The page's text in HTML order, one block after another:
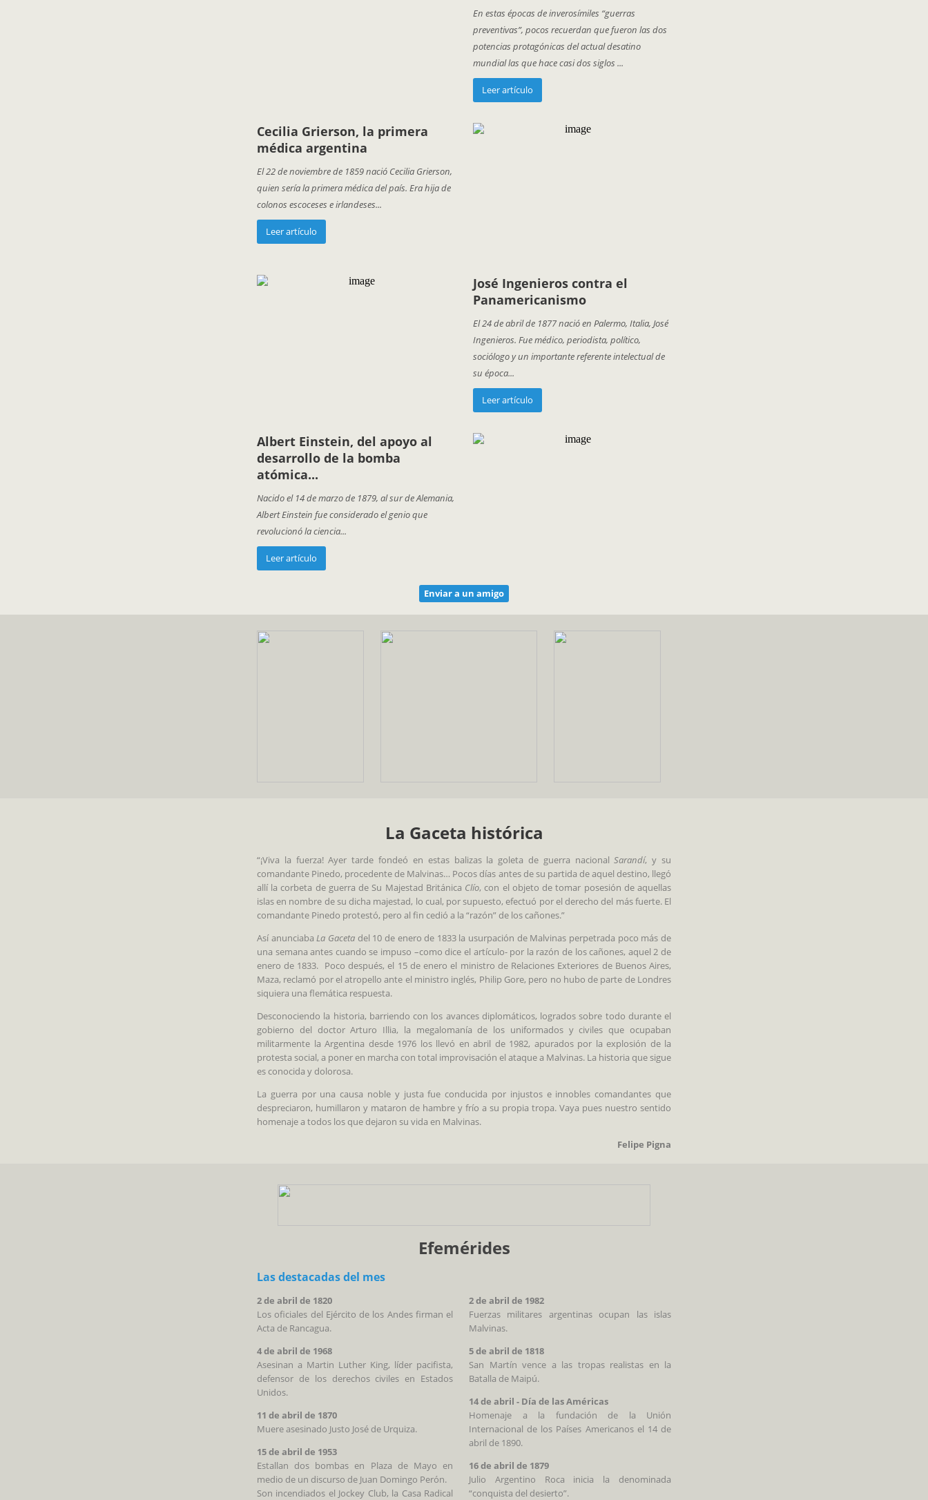
En estas épocas de inverosímiles “guerras
preventivas”, pocos recuerdan que fueron las dos
potencias protagónicas del actual desatino
mundial las que hace casi dos siglos ...
Leer artículo
Cecilia Grierson, la primera
médica argentina
El 22 de noviembre de 1859 nació Cecilia Grierson,
quien sería la primera médica del país. Era hija de
colonos escoceses e irlandeses...
Leer artículo
José Ingenieros contra el
Panamericanismo
El 24 de abril de 1877 nació en Palermo, Italia, José
Ingenieros. Fue médico, periodista, político,
sociólogo y un importante referente intelectual de
su época...
Leer artículo
Albert Einstein, del apoyo al
desarrollo de la bomba
atómica...
Nacido el 14 de marzo de 1879, al sur de Alemania,
Albert Einstein fue considerado el genio que
revolucionó la ciencia...
Leer artículo
Enviar a un amigo
La Gaceta histórica
“¡Viva la fuerza! Ayer tarde fondeó en estas balizas la goleta de guerra nacionalSarandí, y su
comandante Pinedo, procedente de Malvinas… Pocos días antes de su partida de aquel destino, llegó
allí la corbeta de guerra de Su Majestad Británica Clío, con el objeto de tomar posesión de aquellas
islas en nombre de su dicha majestad, lo cual, por supuesto, efectuó por el derecho del más fuerte. El
comandante Pinedo protestó, pero al fin cedió a la “razón” de los cañones.”
Así anunciabaLa Gacetadel 10 de enero de 1833 la usurpación de Malvinas perpetrada poco más de
una semana antes cuando se impuso –como dice el artículo- por la razón de los cañones, aquel 2 de
enero de 1833. Poco después, el 15 de enero el ministro de Relaciones Exteriores de Buenos Aires,
Maza, reclamó por el atropello ante el ministro inglés, Philip Gore, pero no hubo de parte de Londres
siquiera una flemática respuesta.
Desconociendo la historia, barriendo con los avances diplomáticos, logrados sobre todo durante el
gobierno del doctor Arturo Illia, la megalomanía de los uniformados y civiles que ocupaban
militarmente la Argentina desde 1976 los llevó en abril de 1982, apurados por la explosión de la
protesta social, a poner en marcha con total improvisación el ataque a Malvinas. La historia que sigue
es conocida y dolorosa.
La guerra por una causa noble y justa fue conducida por injustos e innobles comandantes que
despreciaron, humillaron y mataron de hambre y frío a su propia tropa. Vaya pues nuestro sentido
homenaje a todos los que dejaron su vida en Malvinas.
Felipe Pigna
Efemérides
Las destacadas del mes
2 de abril de 1820
Los oficiales del Ejército de los Andes firman el
Acta de Rancagua.
4 de abril de 1968
Asesinan a Martin Luther King, líder pacifista,
defensor de los derechos civiles en Estados
Unidos.
11 de abril de 1870
Muere asesinado Justo José de Urquiza.
15 de abril de 1953
Estallan dos bombas en Plaza de Mayo en
medio de un discurso de Juan Domingo Perón.
Son incendiados el Jockey Club, la Casa Radical
2 de abril de 1982
Fuerzas militares argentinas ocupan las islas
Malvinas.
5 de abril de 1818
San Martín vence a las tropas realistas en la
Batalla de Maipú.
14 de abril - Día de las Américas
Homenaje a la fundación de la Unión
Internacional de los Países Americanos el 14 de
abril de 1890.
16 de abril de 1879
Julio Argentino Roca inicia la denominada
“conquista del desierto”.